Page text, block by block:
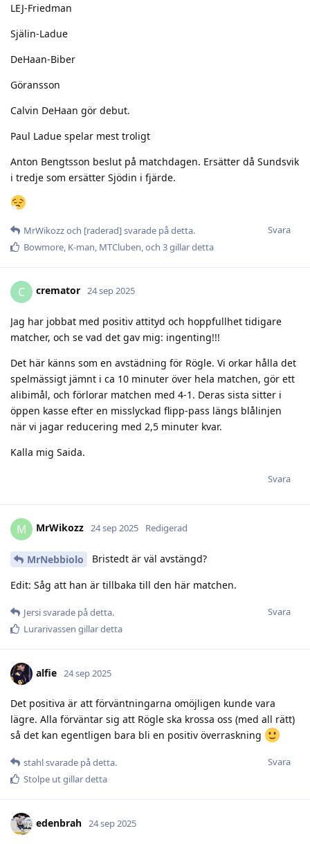
LEJ-Friedman
Själin-Ladue
DeHaan-Biber
Göransson
Calvin DeHaan gör debut.
Paul Ladue spelar mest troligt
Anton Bengtsson beslut på matchdagen. Ersätter då Sundsvik
i tredje som ersätter Sjödin i fjärde.
Svara
MrWikozzoch [raderad]svarade på detta.
Bowmore K-man MTCluben , och 3gillar detta
C cremator 24 sep 2025
Jag har jobbat med positiv attityd och hoppfullhet tidigare
matcher, och se vad det gav mig: ingenting!!!
Det här känns som en avstädning för Rögle. Vi orkar hålla det
spelmässigt jämnt i ca 10 minuter över hela matchen, gör ett
alibimål, och förlorar matchen med 4-1. Deras sista sitter i
öppen kasse efter en misslyckad flipp-pass längs blålinjen
när vi jagar reducering med 2,5 minuter kvar.
Kalla mig Saida.
Svara
M MrWikozz 24 sep 2025 Redigerad
MrNebbiolo Bristedt är väl avstängd?
Edit: Såg att han är tillbaka till den här matchen.
Svara
Jersisvarade på detta.
Lurarivassen gillar detta
alfie 24 sep 2025
Det positiva är att förväntningarna omöjligen kunde vara
lägre. Alla förväntar sig att Rögle ska krossa oss (med all rätt)
så det kan egentligen bara bli en positiv överraskning
Svara
stahlsvarade på detta.
Stolpe utgillar detta
edenbrah 24 sep 2025